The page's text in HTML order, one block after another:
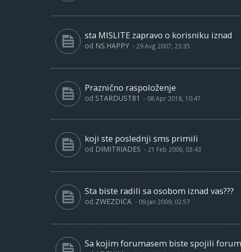
sta MISLITE zapravo o korisniku iznad
od NS.HAPPY - 29 Avg 2007, 23:35
Praznično raspoloženje
od STARDUST81 - 08 Apr 2018, 10:47
koji ste poslednji sms primili
od DIMITRIADES - 21 Feb 2006, 03:43
Sta biste radili sa osobom iznad vas???
od ZWEZDICA - 09 Jan 2009, 02:57
Sa kojim forumasem biste spojili